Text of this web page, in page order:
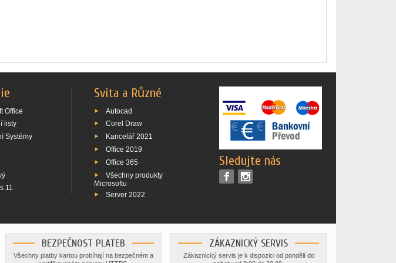
Office
listy
Systémy
11
Svita a Různé
Autocad
Corel Draw
Kancelář 2021
Office 2019
Office 365
Všechny produkty
Microsoftu
Server 2022
Sledujte nás
BEZPEČNOST PLATEB
Všechny platby kartou probíhají na bezpečném a
ZÁKAZNICKÝ SERVIS
Zákaznický servis je k dispozici od pondělí do